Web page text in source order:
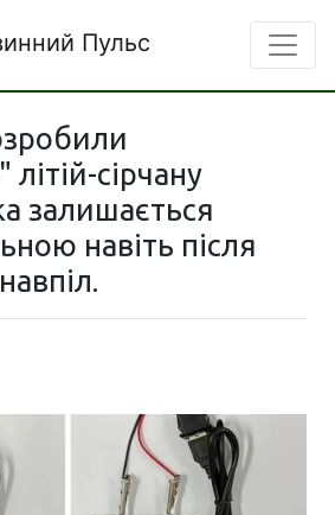
Пульс
сірчану
залишається
навіть після